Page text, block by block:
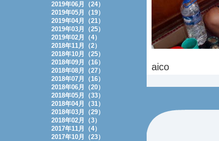
aico
2019年06月（24）
2019年05月（19）
2019年04月（21）
2019年03月（25）
2019年02月（4）
2018年11月（2）
2018年10月（25）
2018年09月（16）
2018年08月（27）
2018年07月（16）
2018年06月（20）
2018年05月（33）
2018年04月（31）
2018年03月（29）
2018年02月（3）
2017年11月（4）
2017年10月（23）